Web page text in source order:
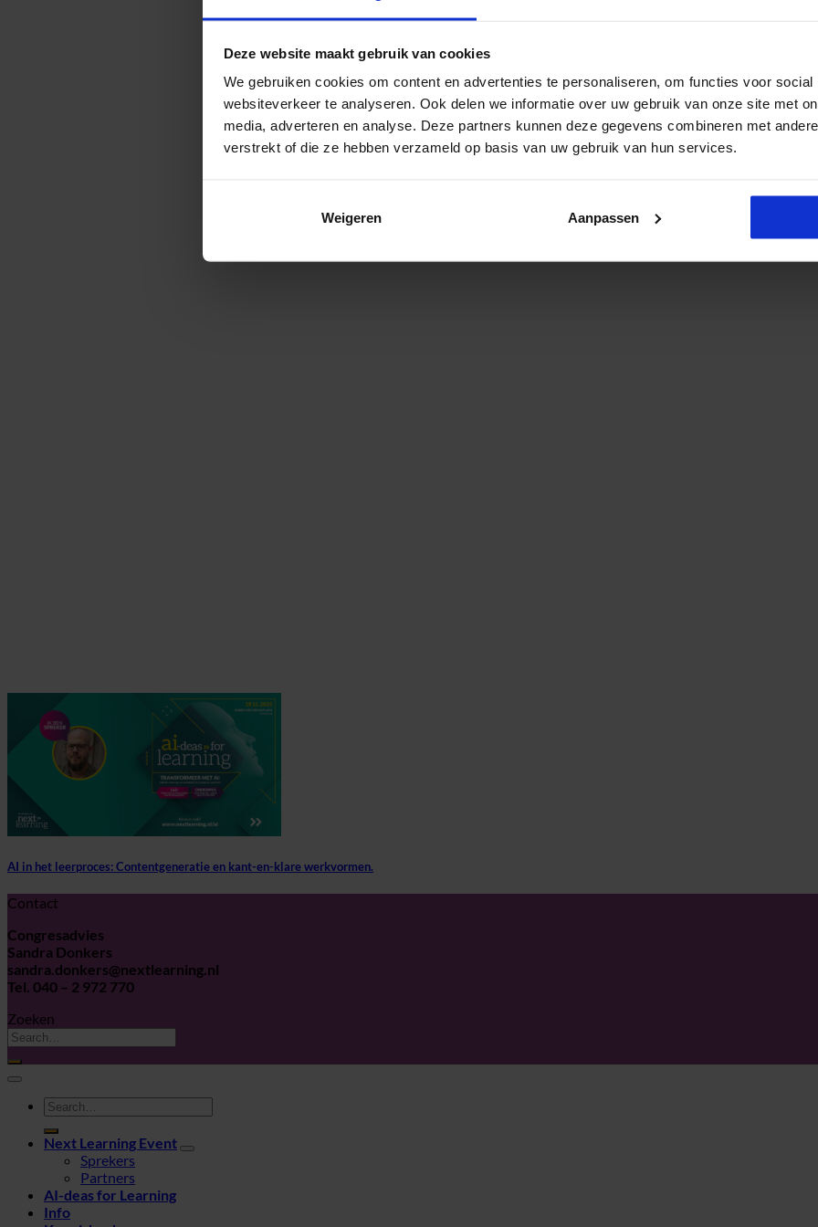
Deze website maakt gebruik van cookies
We gebruiken cookies om content en advertenties te personaliseren, om functies voor
websiteverkeer te analyseren. Ook delen we informatie over uw gebruik van onze site met
media, adverteren en analyse. Deze partners kunnen deze gegevens combineren met
verstrekt of die ze hebben verzameld op basis van uw gebruik van hun services.
Weigeren Aanpassen
AI in het leerproces: Contentgeneratie en kant-en-klare werkvormen.
Contact
Congresadvies
Sandra Donkers
sandra.donkers@nextlearning.nl
Tel. 040 – 2 972 770
Zoeken
Next Learning Event
Sprekers
Partners
AI-deas for Learning
Info